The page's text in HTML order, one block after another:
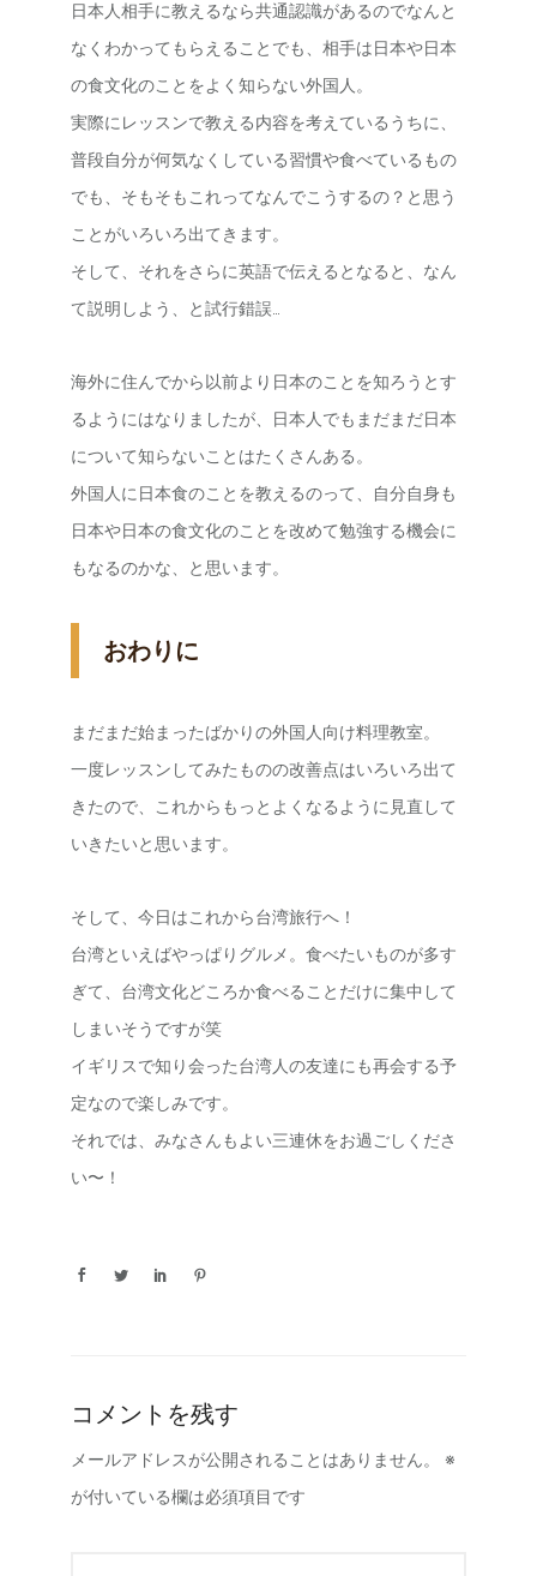
日本人相手に教えるなら共通認識があるのでなんと
なくわかってもらえることでも、相手は日本や日本
の食文化のことをよく知らない外国人。
実際にレッスンで教える内容を考えているうちに、
普段自分が何気なくしている習慣や食べているもの
でも、そもそもこれってなんでこうするの？と思う
ことがいろいろ出てきます。
そして、それをさらに英語で伝えるとなると、なん
て説明しよう、と試行錯誤…
海外に住んでから以前より日本のことを知ろうとす
るようにはなりましたが、日本人でもまだまだ日本
について知らないことはたくさんある。
外国人に日本食のことを教えるのって、自分自身も
日本や日本の食文化のことを改めて勉強する機会に
もなるのかな、と思います。
おわりに
まだまだ始まったばかりの外国人向け料理教室。
一度レッスンしてみたものの改善点はいろいろ出て
きたので、これからもっとよくなるように見直して
いきたいと思います。
そして、今日はこれから台湾旅行へ！
台湾といえばやっぱりグルメ。食べたいものが多す
ぎて、台湾文化どころか食べることだけに集中して
しまいそうですが笑
イギリスで知り会った台湾人の友達にも再会する予
定なので楽しみです。
それでは、みなさんもよい三連休をお過ごしくださ
い〜！
コメントを残す
メールアドレスが公開されることはありません。
※
が付いている欄は必須項目です